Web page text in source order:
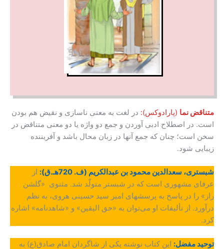
متناقض نما (پارادوکس): در لغت به معنی ناسازی و نقیض هم بودن
است. در اصطلاح ادبی آوردن و جمع دو واژه یا دو معنی متناقض در
سخن است؛ چنان که جمع آنها در زبان محال باشد و آفریننده
زیبایی شود.
شبستری، سعدالدین محمود بن عبدالکریم‌ (ف. 720هـ.ق):
از
عرفای مشهوری است که در شبستر متولّد شد. مثنوی «گلشن
راز» را در پاسخ به پرسشهای امیر سید حسینی هروی، به نظم
درآورد. از تألیفات او می‌توان به «حق الیقین» و «شاهدنامه» اشاره
کرد.
توحید مفضل: این کتاب نوشته یکی از شاگردان امام صادق(ع) به